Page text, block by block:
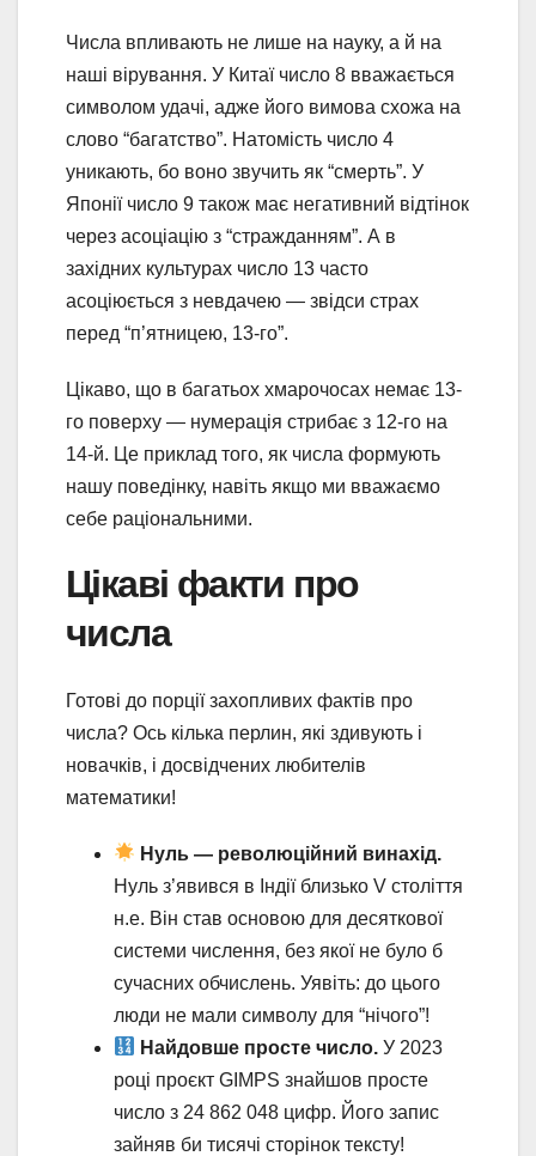
Числа впливають не лише на науку, а й на
наші вірування. У Китаї число 8 вважається
символом удачі, адже його вимова схожа на
слово “багатство”. Натомість число 4
уникають, бо воно звучить як “смерть”. У
Японії число 9 також має негативний відтінок
через асоціацію з “стражданням”. А в
західних культурах число 13 часто
асоціюється з невдачею — звідси страх
перед “п’ятницею, 13-го”.
Цікаво, що в багатьох хмарочосах немає 13-
го поверху — нумерація стрибає з 12-го на
14-й. Це приклад того, як числа формують
нашу поведінку, навіть якщо ми вважаємо
себе раціональними.
Цікаві факти про
числа
Готові до порції захопливих фактів про
числа? Ось кілька перлин, які здивують і
новачків, і досвідчених любителів
математики!
Нуль — революційний винахід.
Нуль з’явився в Індії близько V століття
н.е. Він став основою для десяткової
системи числення, без якої не було б
сучасних обчислень. Уявіть: до цього
люди не мали символу для “нічого”!
Найдовше просте число. У 2023
році проєкт GIMPS знайшов просте
число з 24 862 048 цифр. Його запис
зайняв би тисячі сторінок тексту!